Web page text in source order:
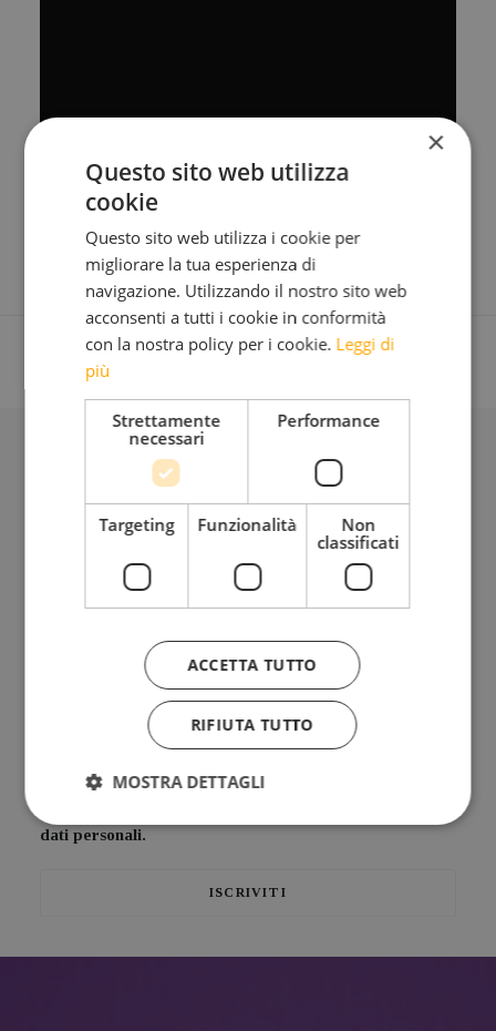
Iscriviti alla mia Newsletter
Bimensile
Riflessioni, provocazioni, bellezza da condividere insieme
dati personali.
×
Questo sito web utilizza
cookie
Questo sito web utilizza i cookie per
migliorare la tua esperienza di
navigazione. Utilizzando il nostro sito web
acconsenti a tutti i cookie in conformità
con la nostra policy per i cookie. Leggi di
più
Strettamente
necessari
Performance
Targeting Funzionalità
Non
classificati
ACCETTA TUTTO
RIFIUTA TUTTO
MOSTRA DETTAGLI